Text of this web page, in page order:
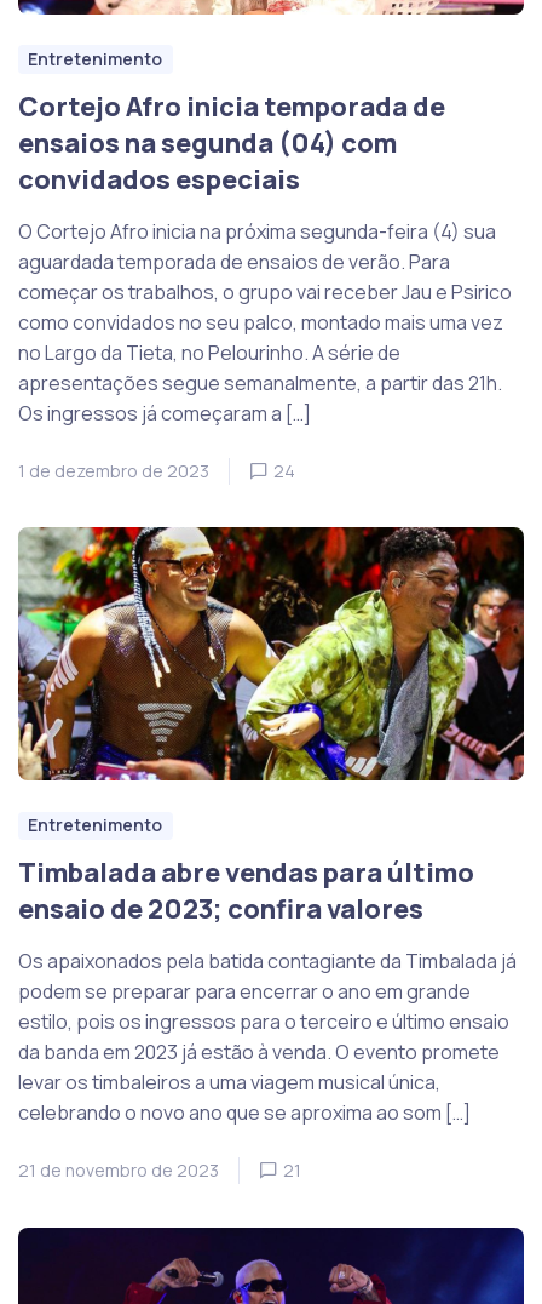
Entretenimento
Cortejo Afro inicia temporada de
ensaios na segunda (04) com
convidados especiais
O Cortejo Afro inicia na próxima segunda-feira (4) sua
aguardada temporada de ensaios de verão. Para
começar os trabalhos, o grupo vai receber Jau e Psirico
como convidados no seu palco, montado mais uma vez
no Largo da Tieta, no Pelourinho. A série de
apresentações segue semanalmente, a partir das 21h.
Os ingressos já começaram a […]
1 de dezembro de 2023 24
Entretenimento
Timbalada abre vendas para último
ensaio de 2023; confira valores
Os apaixonados pela batida contagiante da Timbalada já
podem se preparar para encerrar o ano em grande
estilo, pois os ingressos para o terceiro e último ensaio
da banda em 2023 já estão à venda. O evento promete
levar os timbaleiros a uma viagem musical única,
celebrando o novo ano que se aproxima ao som […]
21 de novembro de 2023 21